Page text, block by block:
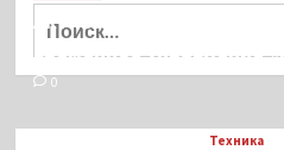
выглядел
динозавр,
назвали
Активы Ariston и Bosch
временное управление
0
Техника